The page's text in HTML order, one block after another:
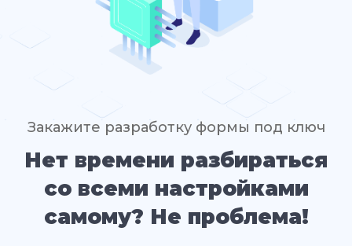
Закажите разработку формы под ключ
Нет времени разбираться
со всеми настройками
самому? Не проблема!